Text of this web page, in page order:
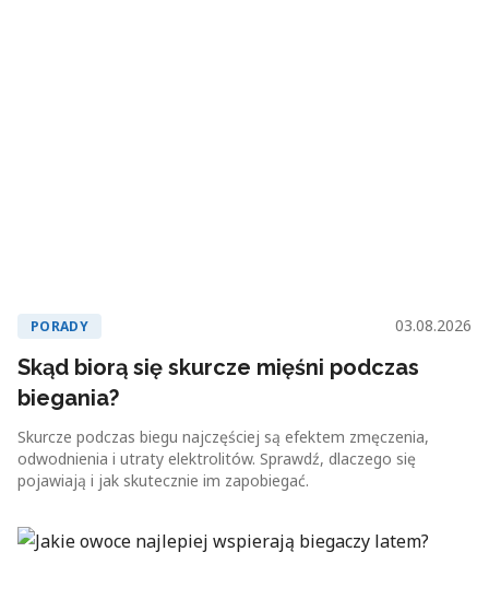
PORADY 03.08.2026
Skąd biorą się skurcze mięśni podczas
biegania?
Skurcze podczas biegu najczęściej są efektem zmęczenia,
odwodnienia i utraty elektrolitów. Sprawdź, dlaczego się
pojawiają i jak skutecznie im zapobiegać.